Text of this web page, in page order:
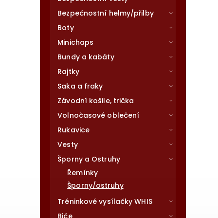
Bezpečnostní helmy/přilby
Boty
Minichaps
Bundy a kabáty
Rajtky
Saka a fraky
Závodní košile, trička
Volnočasové oblečení
Rukavice
Vesty
Šporny a Ostruhy
Řemínky
Šporny/ostruhy
Tréninkové vysílačky WHIS
Biče